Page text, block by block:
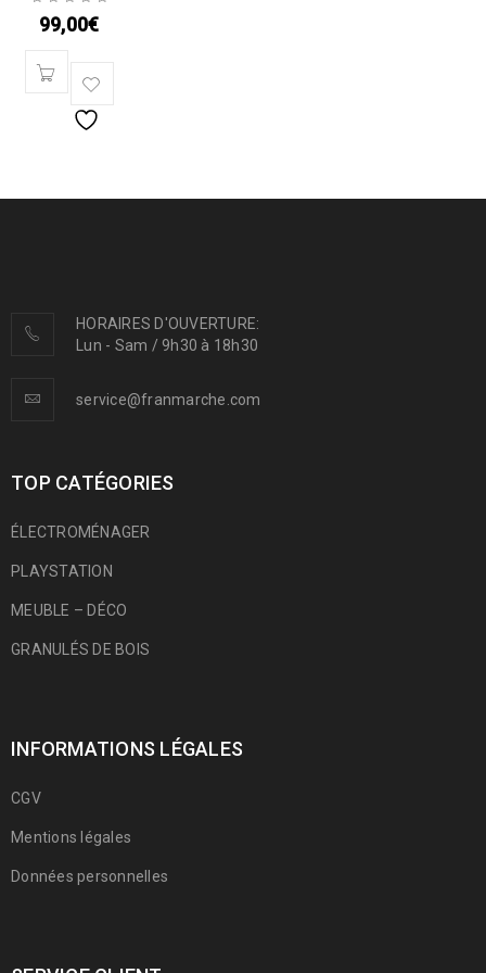
99,00€
HORAIRES D'OUVERTURE:
Lun - Sam / 9h30 à 18h30
service@franmarche.com
TOP CATÉGORIES
ÉLECTROMÉNAGER
PLAYSTATION
MEUBLE – DÉCO
GRANULÉS DE BOIS
INFORMATIONS LÉGALES
CGV
Mentions légales
Données personnelles